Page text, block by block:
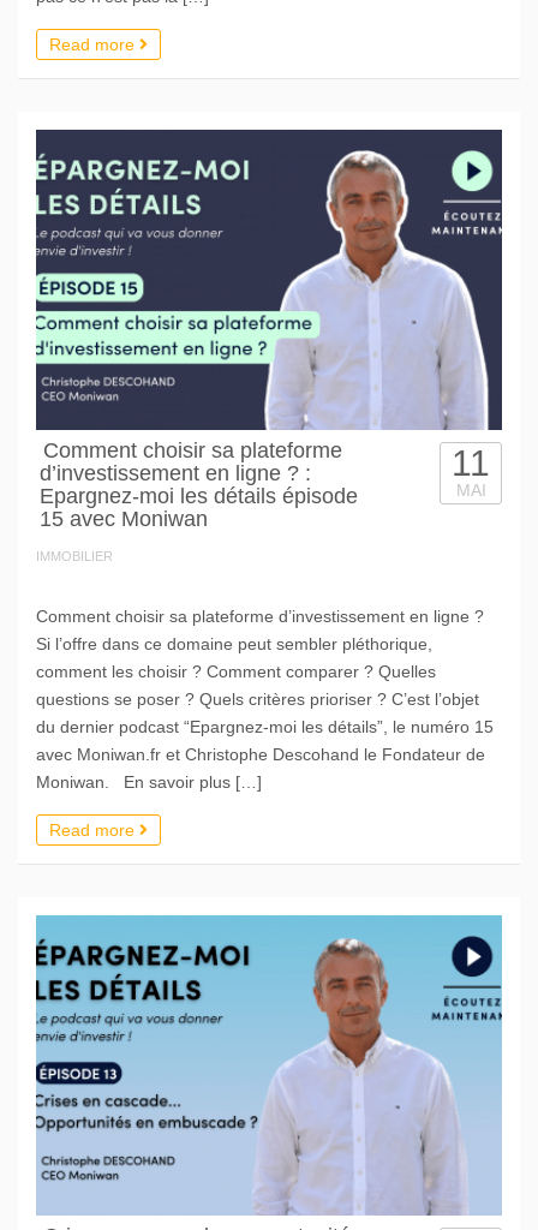
Read more
Comment choisir sa plateforme
d’investissement en ligne ? :
Epargnez-moi les détails épisode
15 avec Moniwan
IMMOBILIER
11
MAI
Comment choisir sa plateforme d’investissement en ligne ?
Si l’offre dans ce domaine peut sembler pléthorique,
comment les choisir ? Comment comparer ? Quelles
questions se poser ? Quels critères prioriser ? C’est l’objet
du dernier podcast “Epargnez-moi les détails”, le numéro 15
avec Moniwan.fr et Christophe Descohand le Fondateur de
Moniwan. En savoir plus […]
Read more